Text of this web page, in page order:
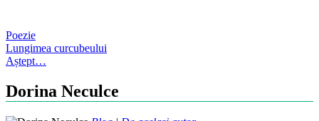
Poezie
Post
navigation
Lungimea curcubeului
Aștept…
Dorina Neculce